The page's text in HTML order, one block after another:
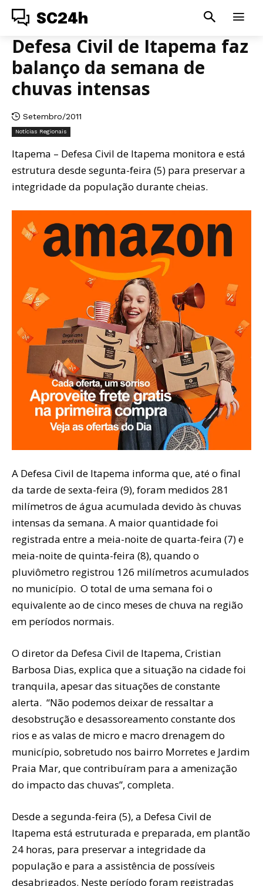
SC24h
Defesa Civil de Itapema faz
balanço da semana de
chuvas intensas
Setembro/2011
Notícias Regionais
Itapema – Defesa Civil de Itapema monitora e está
estrutura desde segunta-feira (5) para preservar a
integridade da população durante cheias.
A Defesa Civil de Itapema informa que, até o final
da tarde de sexta-feira (9), foram medidos 281
milímetros de água acumulada devido às chuvas
intensas da semana. A maior quantidade foi
registrada entre a meia-noite de quarta-feira (7) e
meia-noite de quinta-feira (8), quando o
pluviômetro registrou 126 milímetros acumulados
no município. O total de uma semana foi o
equivalente ao de cinco meses de chuva na região
em períodos normais.
O diretor da Defesa Civil de Itapema, Cristian
Barbosa Dias, explica que a situação na cidade foi
tranquila, apesar das situações de constante
alerta. “Não podemos deixar de ressaltar a
desobstrução e desassoreamento constante dos
rios e as valas de micro e macro drenagem do
município, sobretudo nos bairro Morretes e Jardim
Praia Mar, que contribuíram para a amenização
do impacto das chuvas”, completa.
Desde a segunda-feira (5), a Defesa Civil de
Itapema está estruturada e preparada, em plantão
24 horas, para preservar a integridade da
população e para a assistência de possíveis
desabrigados. Neste período foram registradas